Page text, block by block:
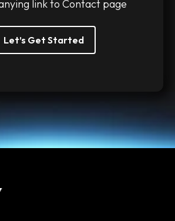
link to Contact page
Let’s Get Started